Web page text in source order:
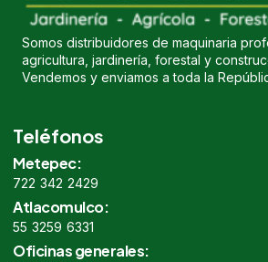
Somos distribuidores de maquinaria
agricultura, jardinería, forestal y
Vendemos y enviamos a toda la
Teléfonos
Metepec:
722 342 2429
Atlacomulco:
55 3259 6331
Oficinas generales: